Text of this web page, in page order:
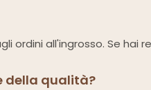
ordini all'ingrosso. Se hai
della qualità?